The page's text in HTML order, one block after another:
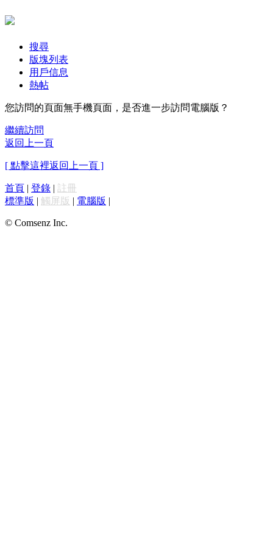
搜尋
版塊列表
用戶信息
熱帖
您訪問的頁面無手機頁面，是否進一步訪問電腦版？
繼續訪問
返回上一頁
[ 點擊這裡返回上一頁 ]
首頁 | 登錄 | 註冊
標準版 | 觸屏版 | 電腦版 |
© Comsenz Inc.